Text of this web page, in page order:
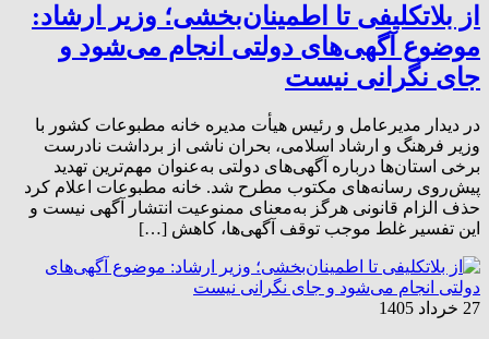
از بلاتکلیفی تا اطمینان‌بخشی؛ وزیر ارشاد:
موضوع آگهی‌های دولتی انجام می‌شود و
جای نگرانی نیست
در دیدار مدیرعامل و رئیس هیأت مدیره خانه مطبوعات کشور با
وزیر فرهنگ و ارشاد اسلامی، بحران ناشی از برداشت نادرست
برخی استان‌ها درباره آگهی‌های دولتی به‌عنوان مهم‌ترین تهدید
پیش‌روی رسانه‌های مکتوب مطرح شد. خانه مطبوعات اعلام کرد
حذف الزام قانونی هرگز به‌معنای ممنوعیت انتشار آگهی نیست و
این تفسیر غلط موجب توقف آگهی‌ها، کاهش […]
27 خرداد 1405